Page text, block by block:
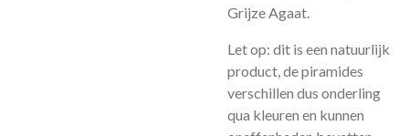
Grijze Agaat.
Let op: dit is een natuurlijk
product, de piramides
verschillen dus onderling
qua kleuren en kunnen